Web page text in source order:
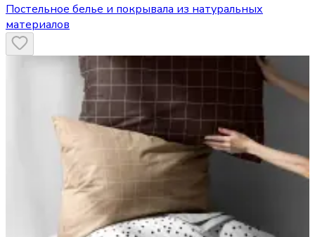
Постельное белье и покрывала из натуральных
материалов